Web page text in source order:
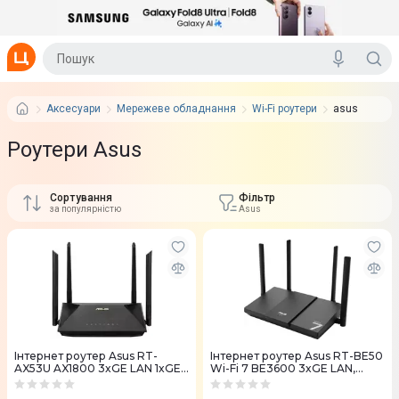
Аксесуари Мережеве обладнання Wi-Fi роутери asus
Роутери Asus
Сортування
за популярністю
Фільтр
Asus
Iнтернет роутер Asus RT-
AX53U AX1800 3xGE LAN 1xGE
WAN 1xUSB MU-MIMO OFDMA
Iнтернет роутер Asus RT-BE50
Wi-Fi 7 BE3600 3xGE LAN,
2,5xGE WAN, MESH